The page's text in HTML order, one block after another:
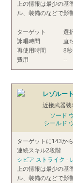
上の情報は最少の基
ル、装備のなどで影
ターゲット
選
詠唱時間
直
再使用時間
8秒
費用
--
レゾルー
近接武器
ソード
シールド
ターゲットに143か
連続スキル2段階
シビア ストライク -
上の情報は最少の基
ル、装備のなどで影